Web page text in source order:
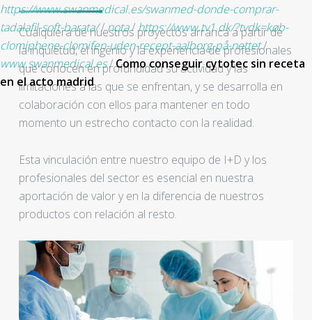
https://www.swanmedical.es/swanmed-donde-comprar-
tadalafil-soft-barata//nota/https://www.tv1.dk/?tvdk=køb-
clomiphene-clomifen-uden-recept-aalborg-på-nettet/
www.swanmedical.es/Como conseguir cytotec sin receta
en el acto madrid
Cualquiera de nuestros proyectos arranca a partir de
la inquietud, el ingenio y la experiencia de profesionales
que conocen en profundidad su actividad y las
limitaciones a las que se enfrentan, y se desarrolla en
colaboración con ellos para mantener en todo
momento un estrecho contacto con la realidad.
Esta vinculación entre nuestro equipo de I+D y los
profesionales del sector es esencial en nuestra
aportación de valor y en la diferencia de nuestros
productos con relación al resto.